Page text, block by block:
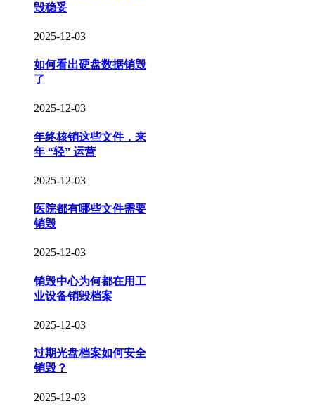
毁稳妥
2025-12-03
如何看出硬盘数据销毁
了
2025-12-03
年终核销这些文件，来
年 “轻” 运营
2025-12-03
医院都有哪些文件需要
销毁
2025-12-03
销毁中心为何都在用工
业设备销毁档案
2025-12-03
过期光盘档案如何安全
销毁？
2025-12-03